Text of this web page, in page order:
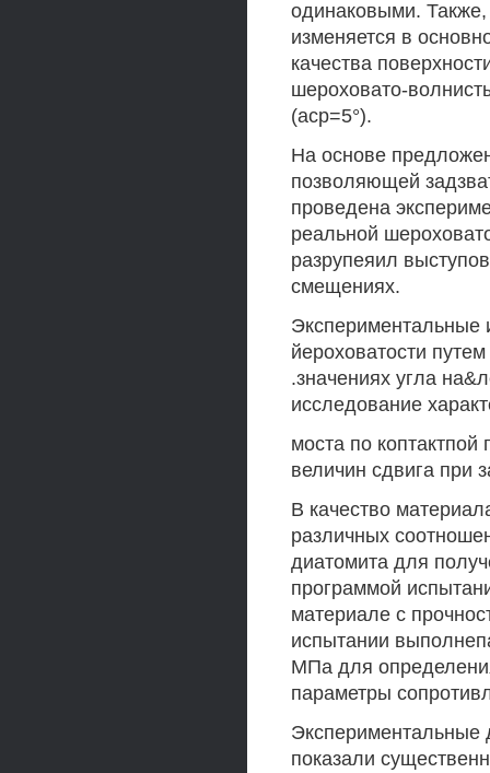
одинаковыми.
изменяется в
качества
шероховато-
(аср=5°).
На основе
позволяющей
проведена
реальной
разрупеяил
смещениях.
Экспериментальные
йероховатости
.значениях угла
исследование
моста по
величин сдвига при
В качество
различных
диатомита для
программой
материале с
испытании
МПа для
параметры
Экспериментальные
показали